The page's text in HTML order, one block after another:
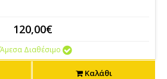
120,00€
Άμεσα Διαθέσιμο
Καλάθι